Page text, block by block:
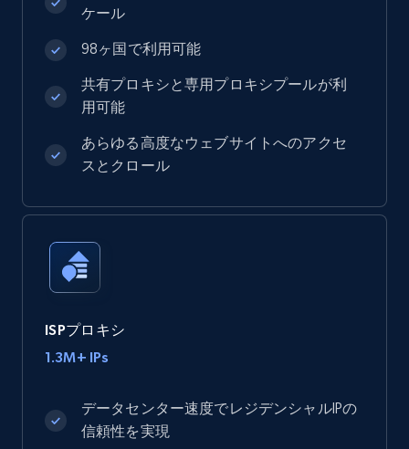
ケール
98ヶ国で利用可能
共有プロキシと専用プロキシプールが利
用可能
あらゆる高度なウェブサイトへのアクセ
スとクロール
ISPプロキシ
1.3M+ IPs
データセンター速度でレジデンシャルIPの
信頼性を実現